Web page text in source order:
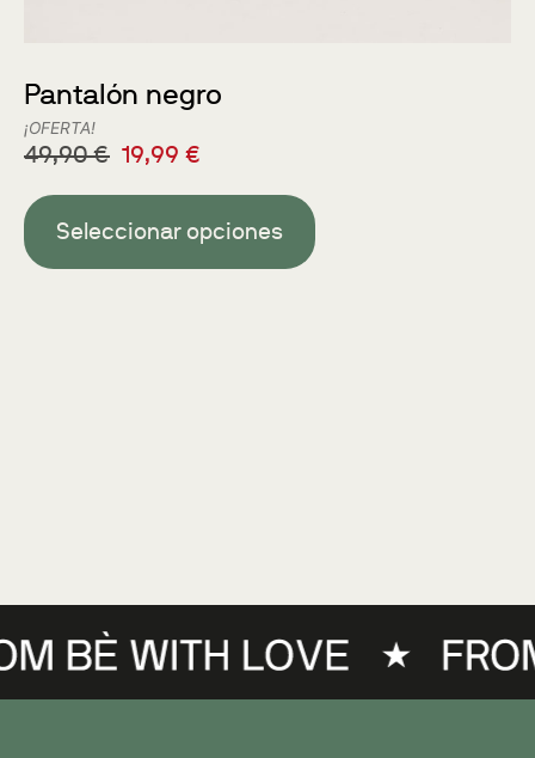
¡OFERTA!
Pantalón negro
49,90€ 19,99 €
Seleccionar opciones